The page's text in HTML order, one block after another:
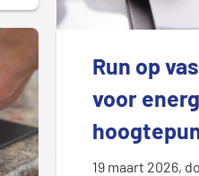
Run op
voor
19 maart 2026,